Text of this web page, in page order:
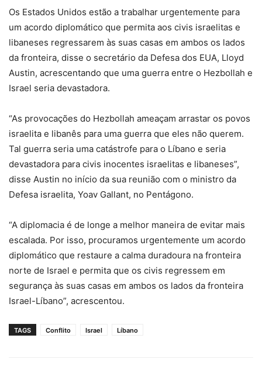
Os Estados Unidos estão a trabalhar urgentemente para
um acordo diplomático que permita aos civis israelitas e
libaneses regressarem às suas casas em ambos os lados
da fronteira, disse o secretário da Defesa dos EUA, Lloyd
Austin, acrescentando que uma guerra entre o Hezbollah e
Israel seria devastadora.
“As provocações do Hezbollah ameaçam arrastar os povos
israelita e libanês para uma guerra que eles não querem.
Tal guerra seria uma catástrofe para o Líbano e seria
devastadora para civis inocentes israelitas e libaneses”,
disse Austin no início da sua reunião com o ministro da
Defesa israelita, Yoav Gallant, no Pentágono.
“A diplomacia é de longe a melhor maneira de evitar mais
escalada. Por isso, procuramos urgentemente um acordo
diplomático que restaure a calma duradoura na fronteira
norte de Israel e permita que os civis regressem em
segurança às suas casas em ambos os lados da fronteira
Israel-Líbano”, acrescentou.
TAGS Conflito Israel Líbano